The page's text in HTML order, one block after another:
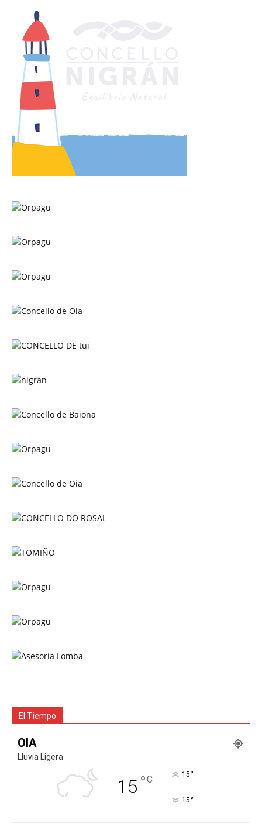
El Tiempo
OIA
Lluvia Ligera
15 °C 15°
15°